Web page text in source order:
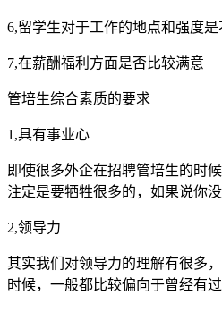
6,留学生对于工作的地点和强度是
7,在薪酬福利方面是否比较满意
管培生综合素质的要求
1,具有事业心
即使很多外企在招聘管培生的时
注定是要牺牲很多的，如果说你
2,领导力
其实我们对领导力的理解有很多
时候，一般都比较偏向于曾经有